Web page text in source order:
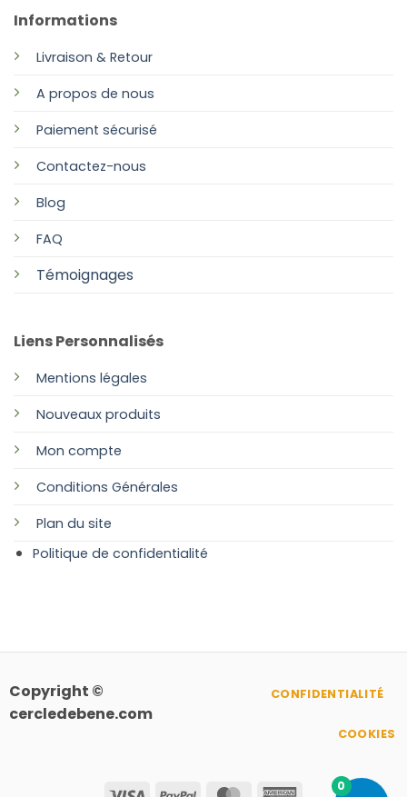
Informations
Livraison & Retour
A propos de nous
Paiement sécurisé
Contactez-nous
Blog
FAQ
Témoignages
Liens Personnalisés
Mentions légales
Nouveaux produits
Mon compte
Conditions Générales
Plan du site
Politique de confidentialité
Copyright ©
cercledebene.com
CONFIDENTIALITÉ
COOKIES
0